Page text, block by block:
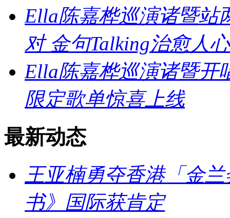
Ella陈嘉桦巡演诸暨站
对 金句Talking治愈人心
Ella陈嘉桦巡演诸暨开
限定歌单惊喜上线
最新动态
王亚楠勇夺香港「金
书》国际获肯定